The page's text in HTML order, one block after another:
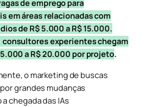
de emprego para
em áreas relacionadas com
de R$ 5.000 a R$ 15.000.
consultores experientes chegam
5.000 a R$ 20.000 por projeto.
o marketing de buscas
grandes mudanças
chegada das IAs